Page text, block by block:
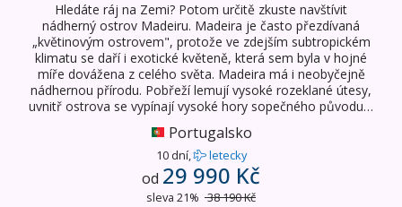
Hledáte ráj na Zemi? Potom určitě zkuste navštívit
nádherný ostrov Madeiru. Madeira je často přezdívaná
„květinovým ostrovem", protože ve zdejším subtropickém
klimatu se daří i exotické květeně, která sem byla v hojné
míře dovážena z celého světa. Madeira má i neobyčejně
nádhernou přírodu. Pobřeží lemují vysoké rozeklané útesy,
uvnitř ostrova se vypínají vysoké hory sopečného původu…
Portugalsko
10 dní, letecky
od 29 990 Kč
sleva 21% 38 190 Kč